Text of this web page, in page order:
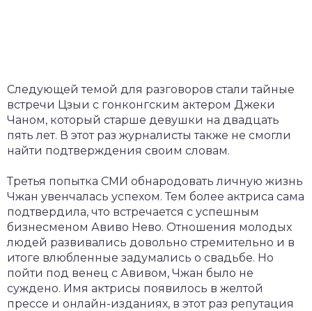
Следующей темой для разговоров стали тайные
встречи Цзыи с гонконгским актером Джеки
Чаном, который старше девушки на двадцать
пять лет. В этот раз журналисты также не смогли
найти подтверждения своим словам.
Третья попытка СМИ обнародовать личную жизнь
Чжан увенчалась успехом. Тем более актриса сама
подтвердила, что встречается с успешным
бизнесменом Авиво Нево. Отношения молодых
людей развивались довольно стремительно и в
итоге влюбленные задумались о свадьбе. Но
пойти под венец с Авивом, Чжан было не
суждено. Имя актрисы появилось в желтой
прессе и онлайн-изданиях, в этот раз репутация